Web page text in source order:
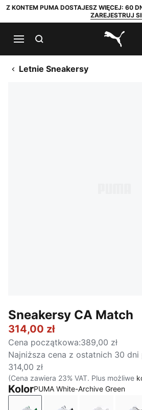
Z KONTEM PUMA DOSTAJESZ WIĘCEJ: 60
ZAREJESTRUJ
Letnie Sneakersy
Sneakersy CA Match
314,00 zł
Cena początkowa:389,00 zł
Najniższa cena z ostatnich 30
314,00 zł
(Cena zawiera 23% VAT. Plus możliwe
KolorPUMA White-Archive Green